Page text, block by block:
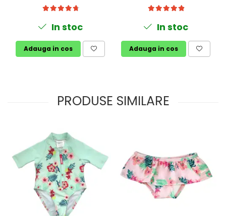
In stoc
Adauga in cos
In stoc
Adauga in cos
PRODUSE SIMILARE